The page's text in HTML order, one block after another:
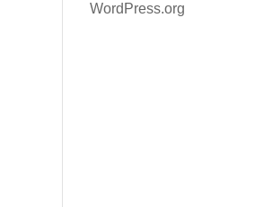
WordPress.org